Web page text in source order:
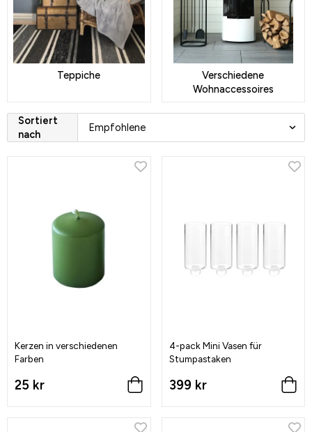
Teppiche
Verschiedene
Wohnaccessoires
Sortiert
nach
Kerzen in verschiedenen
Farben
25 kr
4-pack Mini Vasen für
Stumpastaken
399 kr